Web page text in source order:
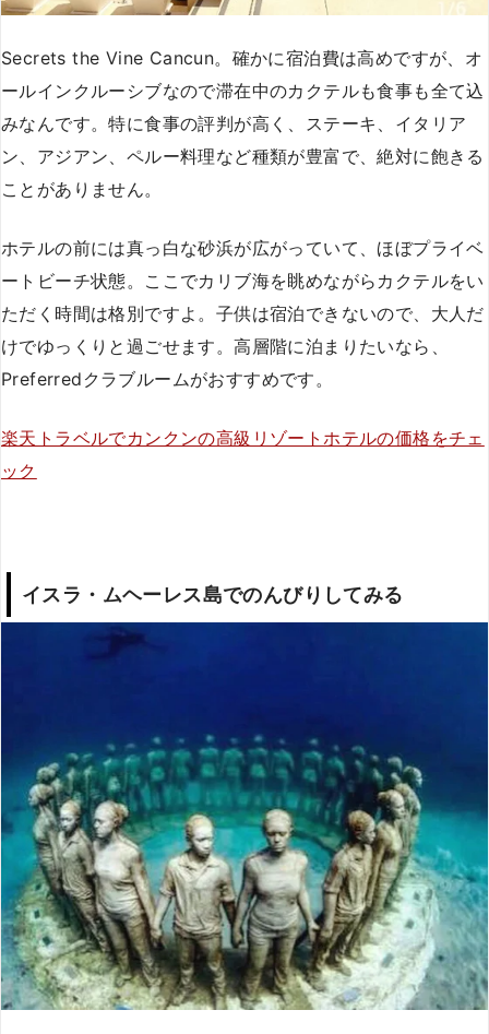
Secrets the Vine Cancun。確かに宿泊費は高めですが、オ
ールインクルーシブなので滞在中のカクテルも食事も全て込
みなんです。特に食事の評判が高く、ステーキ、イタリア
ン、アジアン、ペルー料理など種類が豊富で、絶対に飽きる
ことがありません。
ホテルの前には真っ白な砂浜が広がっていて、ほぼプライベ
ートビーチ状態。ここでカリブ海を眺めながらカクテルをい
ただく時間は格別ですよ。子供は宿泊できないので、大人だ
けでゆっくりと過ごせます。高層階に泊まりたいなら、
Preferredクラブルームがおすすめです。
楽天トラベルでカンクンの高級リゾートホテルの価格をチェ
ック
イスラ・ムヘーレス島でのんびりしてみる